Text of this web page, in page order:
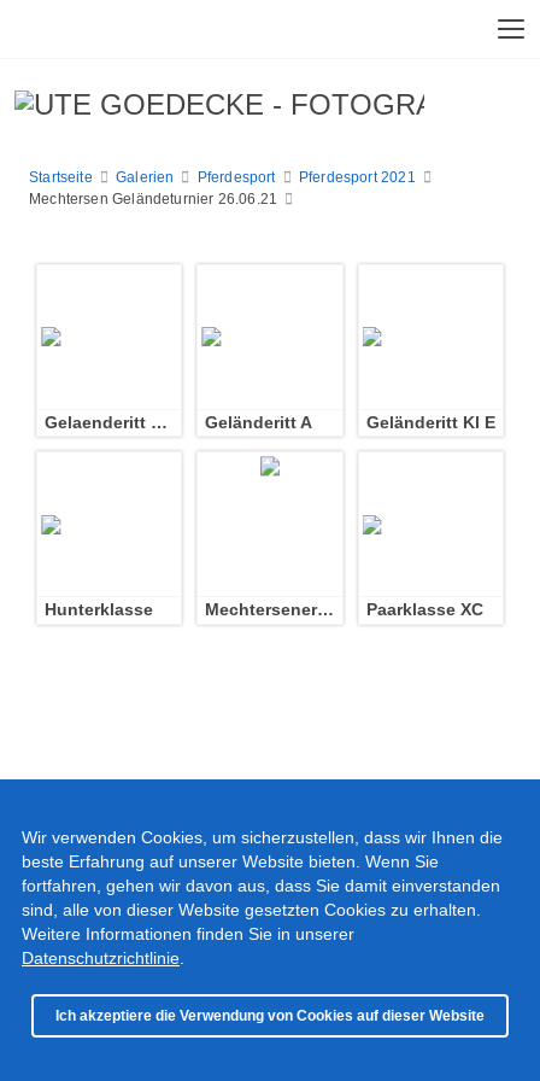
Startseite Galerien Pferdesport
Pferdesport 2021
Mechtersen Geländeturnier 26.06.21
Gelaenderitt KL E 2 Abt Geländeritt A Geländeritt Kl E
Hunterklasse Mechtersener Derby Paarklasse XC
Wir verwenden Cookies, um sicherzustellen, dass wir Ihnen die
beste Erfahrung auf unserer Website bieten. Wenn Sie
fortfahren, gehen wir davon aus, dass Sie damit einverstanden
sind, alle von dieser Website gesetzten Cookies zu erhalten.
Weitere Informationen finden Sie in unserer
Datenschutzrichtlinie
Ich akzeptiere die Verwendung von Cookies auf dieser Website